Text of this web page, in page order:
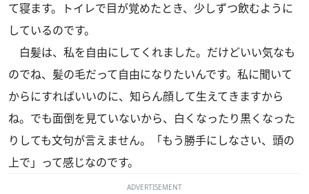
て寝ます。トイレで目が覚めたとき、少しずつ飲むように
しているのです。
白髪は、私を自由にしてくれました。だけどいい気なも
のでね、髪の毛だって自由になりたいんです。私に聞いて
からにすればいいのに、知らん顔して生えてきますから
ね。でも面倒を見ていないから、白くなったり黒くなった
りしても文句が言えません。「もう勝手にしなさい、頭の
上で」って感じなのです。
ADVERTISEMENT